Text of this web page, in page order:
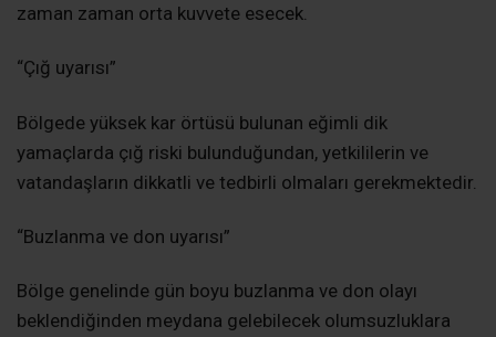
zaman zaman orta kuvvete esecek.
“Çığ uyarısı”
Bölgede yüksek kar örtüsü bulunan eğimli dik
yamaçlarda çığ riski bulunduğundan, yetkililerin ve
vatandaşların dikkatli ve tedbirli olmaları gerekmektedir.
“Buzlanma ve don uyarısı”
Bölge genelinde gün boyu buzlanma ve don olayı
beklendiğinden meydana gelebilecek olumsuzluklara